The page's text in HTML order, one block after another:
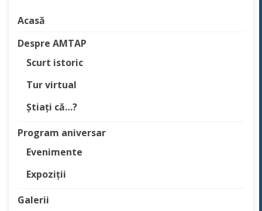
Acasă
Despre AMTAP
Scurt istoric
Tur virtual
Știați că…?
Program aniversar
Evenimente
Expoziții
Galerii